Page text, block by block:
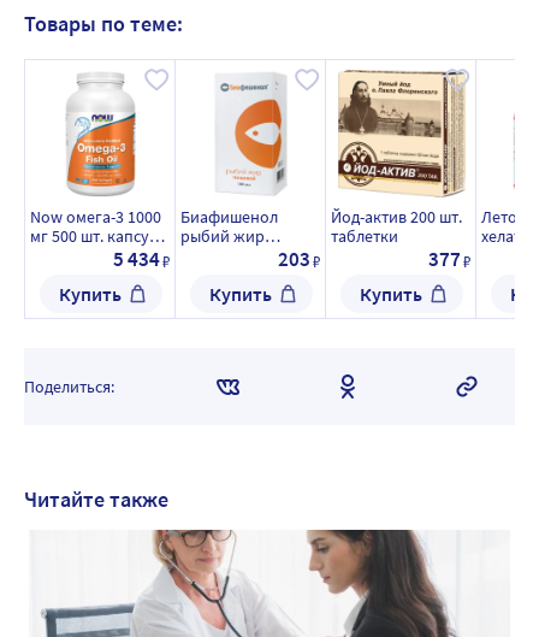
Товары по теме:
Now омега-3 1000
мг 500 шт. капсулы
массой 1382 мг
5 434₽
Купить
Биафишенол
рыбий жир
пищевой 100 мл
203₽
Купить
Йод-актив 200 шт.
таблетки
377₽
Купить
хелат
Поделиться:
Читайте также